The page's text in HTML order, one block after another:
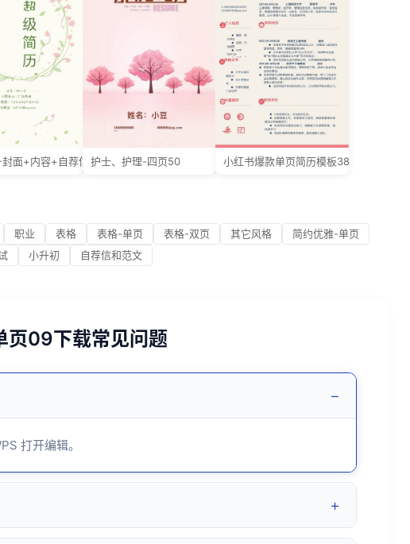
面+内容+自荐信 护士、护理-四页50 小红书爆款单页简历模板38--超级简历模
职业 表格 表格-单页 表格-双页 其它风格
简约优雅-单页
小升初 自荐信和范文
页09下载常见问题
−
打开编辑。
+